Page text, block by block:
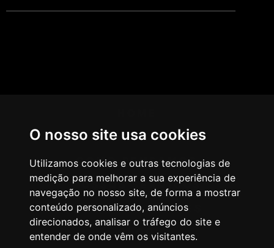
O nosso site usa cookies
Utilizamos cookies e outras tecnologias de
medição para melhorar a sua experiência de
navegação no nosso site, de forma a mostrar
conteúdo personalizado, anúncios
direcionados, analisar o tráfego do site e
entender de onde vêm os visitantes.
AGÊNCIA
COMO PENSAMOS
NOSSOS SERVIÇOS
CASES & CLIENTES
BLOG